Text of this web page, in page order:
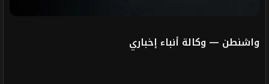
واشنطن — وكالة أنباء إخباري